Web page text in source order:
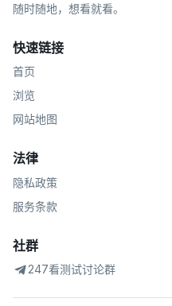
随时随地，想看就看。
快速链接
首页
浏览
网站地图
法律
隐私政策
服务条款
社群
247看测试讨论群